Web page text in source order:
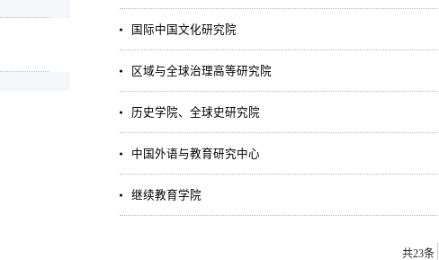
国际中国文化研究院
区域与全球治理高等研究院
历史学院、全球史研究院
中国外语与教育研究中心
继续教育学院
共23条